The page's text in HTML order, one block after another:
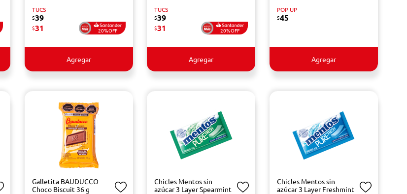
TUCS
$39
$31 20%OFF
Agregar
TUCS
$39
$31 20%OFF
Agregar
POP UP
$45
Agregar
Galletita BAUDUCCO
Choco Biscuit 36 g
Chicles Mentos sin
azúcar 3 Layer Spearmint
Chicles Mentos sin
azúcar 3 Layer Freshmint